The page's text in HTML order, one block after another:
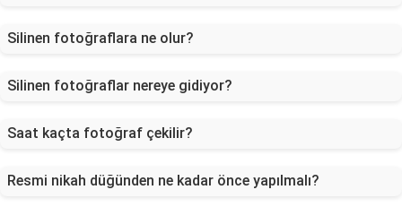
Silinen fotoğraflara ne olur?
Silinen fotoğraflar nereye gidiyor?
Saat kaçta fotoğraf çekilir?
Resmi nikah düğünden ne kadar önce yapılmalı?